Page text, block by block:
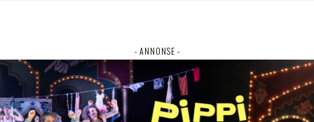
- ANNONSE -